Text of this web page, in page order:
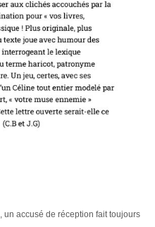
un accusé de réception fait toujours